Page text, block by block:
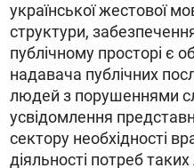
української жестової
структури,
публічному просторі є
надавача публічних
людей з порушеннями
усвідомлення
сектору необхідності
діяльності потреб